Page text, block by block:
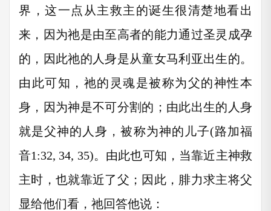
界，这一点从主救主的诞生很清楚地看出
来，因为祂是由至高者的能力通过圣灵成孕
的，因此祂的人身是从童女马利亚出生的。
由此可知，祂的灵魂是被称为父的神性本
身，因为神是不可分割的；由此出生的人身
就是父神的人身，被称为神的儿子(路加福
音1:32, 34, 35)。由此也可知，当靠近主神救
主时，也就靠近了父；因此，腓力求主将父
显给他们看，祂回答他说：